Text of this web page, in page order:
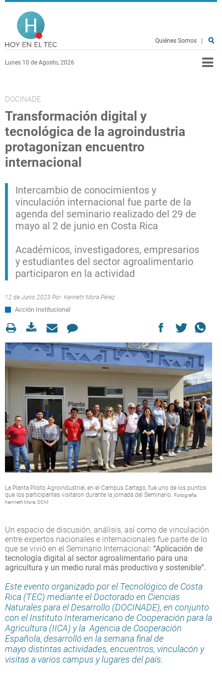
Pasar al contenido principal
Lunes 10 de Agosto, 2026
Quiénes Somos
DOCINADE
Transformación digital y
tecnológica de la agroindustria
protagonizan encuentro
internacional
Intercambio de conocimientos y
vinculación internacional fue parte de la
agenda del seminario realizado del 29 de
mayo al 2 de junio en Costa Rica
Académicos, investigadores, empresarios
y estudiantes del sector agroalimentario
participaron en la actividad
12 de Junio 2023 Por: Kenneth Mora Pérez
Acción Institucional
La Planta Piloto Agroindustrial, en el Campus Cartago, fue uno de los puntos
que los participantes visitaron durante la jornada del Seminario. Fotografía:
Kenneth Mora. OCM
Un espacio de discusión, análisis, así como de vinculación
entre expertos nacionales e internacionales fue parte de lo
que se vivió en el Seminario Internacional: “Aplicación de
tecnología digital al sector agroalimentario para una
agricultura y un medio rural más productivo y sostenible”.
Este evento organizado por el Tecnológico de Costa
Rica (TEC) mediante el Doctorado en Ciencias
Naturales para el Desarrollo (DOCINADE), en conjunto
con el Instituto Interamericano de Cooperación para la
Agricultura (IICA) y la Agencia de Cooperación
Española, desarrolló en la semana final de
mayo distintas actividades, encuentros, vinculacón y
visitas a varios campus y lugares del país.